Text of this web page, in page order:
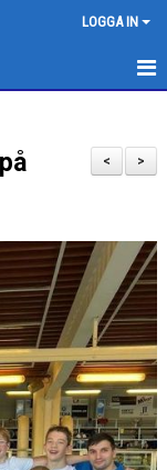
LOGGA IN
>
<